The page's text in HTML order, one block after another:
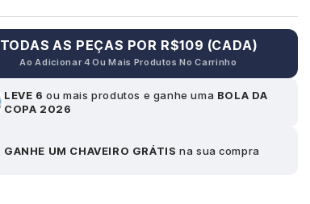
Patch Final Libertadores 2025
R$ 45,00
TODAS AS PEÇAS POR R$109 (CADA)
Ao Adicionar 4 Ou Mais Produtos No Carrinho
LEVE 6 ou mais produtos e ganhe uma BOLA DA
COPA 2026
GANHE UM CHAVEIRO GRÁTIS na sua compra